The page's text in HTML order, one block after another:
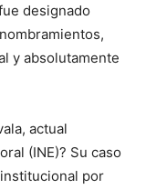
designado
y absolutamente
actual
(INE)? Su caso
por